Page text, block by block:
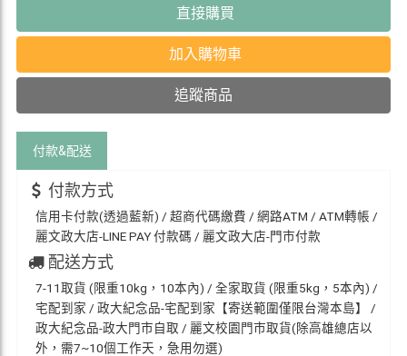
直接購買
加入購物車
追蹤商品
付款&配送
付款方式
信用卡付款(透過藍新) / 超商代碼繳費 / 網路ATM / ATM轉帳 /
麗文政大店-LINE PAY 付款碼 / 麗文政大店-門市付款
配送方式
7-11取貨 (限重10kg，10本內) / 全家取貨 (限重5kg，5本內) /
宅配到家 / 政大紀念品-宅配到家【寄送範圍僅限台灣本島】 /
政大紀念品-政大門市自取 / 麗文校園門市取貨(除高雄總店以
外，需7~10個工作天，急用勿選)